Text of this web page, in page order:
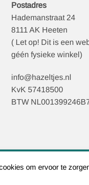
Postadres
Hademanstraat 24
8111 AK Heeten
( Let op! Dit is een
géén fysieke winkel)
info@hazeltjes.nl
KvK 57418500
BTW
om ervoor te